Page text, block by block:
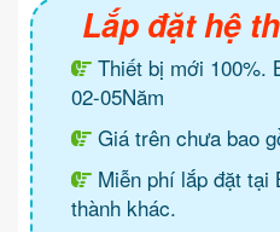
Lắp đặt hệ
Thiết bị mới 100%.
02-05Năm
Giá trên chưa bao
Miễn phí lắp đặt
thành khác.